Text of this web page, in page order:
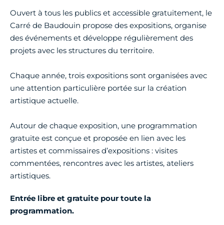
Ouvert à tous les publics et accessible gratuitement, le
Carré de Baudouin propose des expositions, organise
des événements et développe régulièrement des
projets avec les structures du territoire.
Chaque année, trois expositions sont organisées avec
une attention particulière portée sur la création
artistique actuelle.
Autour de chaque exposition, une programmation
gratuite est conçue et proposée en lien avec les
artistes et commissaires d’expositions : visites
commentées, rencontres avec les artistes, ateliers
artistiques.
Entrée libre et gratuite pour toute la
programmation.